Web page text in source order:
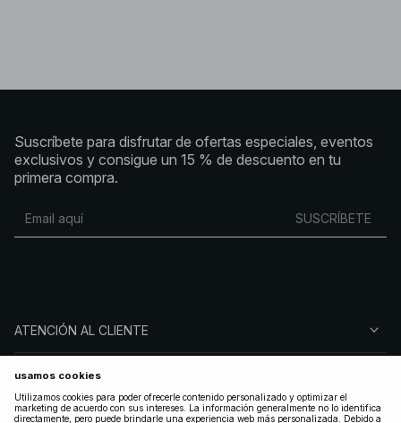
Suscríbete para disfrutar de ofertas especiales, eventos
exclusivos y consigue un 15 % de descuento en tu
primera compra.
SUSCRÍBETE
ATENCIÓN AL CLIENTE
SOBRE NA-KD
SÍGUENOS